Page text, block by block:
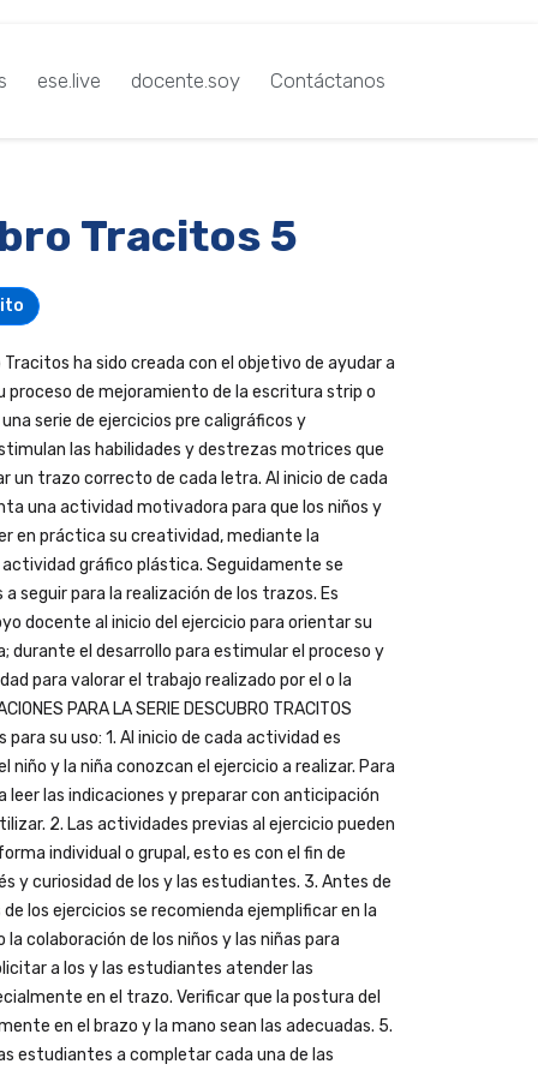
ese.live docente.soy Contáctanos
Tracitos 5
Tracitos ha sido creada con el objetivo de ayudar a
proceso de mejoramiento de la escritura strip o
serie de ejercicios pre caligráficos y
las habilidades y destrezas motrices que
un trazo correcto de cada letra. Al inicio de cada
una actividad motivadora para que los niños y
en práctica su creatividad, mediante la
gráfico plástica. Seguidamente se
seguir para la realización de los trazos. Es
docente al inicio del ejercicio para orientar su
durante el desarrollo para estimular el proceso y
para valorar el trabajo realizado por el o la
PARA LA SERIE DESCUBRO TRACITOS
para su uso: 1. Al inicio de cada actividad es
niño y la niña conozcan el ejercicio a realizar. Para
leer las indicaciones y preparar con anticipación
2. Las actividades previas al ejercicio pueden
individual o grupal, esto es con el fin de
y curiosidad de los y las estudiantes. 3. Antes de
los ejercicios se recomienda ejemplificar en la
colaboración de los niños y las niñas para
a los y las estudiantes atender las
en el trazo. Verificar que la postura del
en el brazo y la mano sean las adecuadas. 5.
estudiantes a completar cada una de las